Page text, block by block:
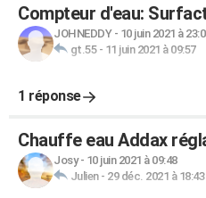
Compteur d'eau:
JOHNEDDY- 10 juin 2021 à
gt.55- 11 juin 2021 à 09:57
1 réponse
Chauffe eau Addax
Josy- 10 juin 2021 à 09:48
Julien- 29 déc. 2021 à 18:43